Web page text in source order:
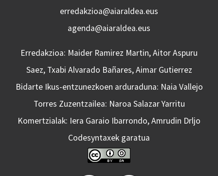
erredakzioa@aiaraldea.eus
agenda@aiaraldea.eus
Erredakzioa: Maider Ramirez Martin, Aitor Aspuru
Saez, Txabi Alvarado Bañares, Aimar Gutierrez
Bidarte Ikus-entzunezkoen arduraduna: Naia Vallejo
Torres Zuzentzailea: Naroa Salazar Yarritu
Komertzialak: Iera Garaio Ibarrondo, Amrudin Drljo
Codesyntaxek garatua